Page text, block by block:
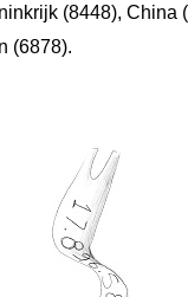
(8448), China
(6878).